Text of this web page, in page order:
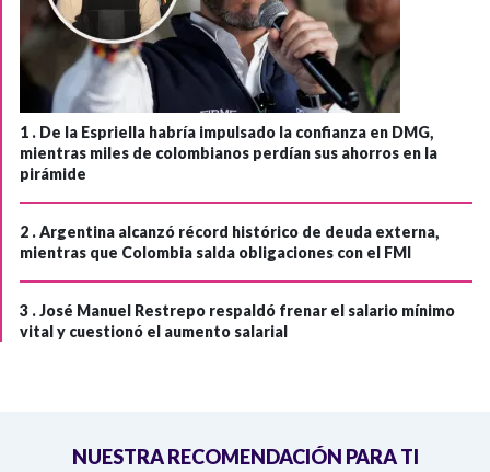
1 . De la Espriella habría impulsado la confianza en DMG,
mientras miles de colombianos perdían sus ahorros en la
pirámide
2 .Argentina alcanzó récord histórico de deuda externa,
mientras que Colombia salda obligaciones con el FMI
3 .José Manuel Restrepo respaldó frenar el salario mínimo
vital y cuestionó el aumento salarial
NUESTRA RECOMENDACIÓN PARA TI